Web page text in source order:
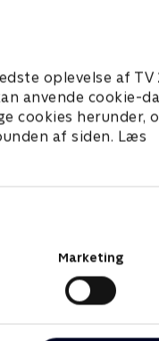
oplevelse af TV
anvende cookie-
cookies herunder,
af siden. Læs
Marketing
1. januar
Olly & Lea